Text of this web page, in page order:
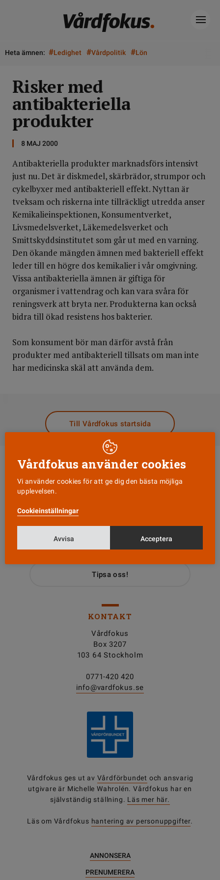
Heta ämnen: #Ledighet #Vårdpolitik #Lön
Risker med
antibakteriella
produkter
8 MAJ 2000
Antibakteriella produkter marknadsförs intensivt
just nu. Det är diskmedel, skärbrädor, strumpor och
cykelbyxer med antibakteriell effekt. Nyttan är
tveksam och riskerna inte tillräckligt utredda anser
Kemikalieinspektionen, Konsumentverket,
Livsmedelsverket, Läkemedelsverket och
Smittskyddsinstitutet som går ut med en varning.
Den ökande mängden ämnen med bakteriell effekt
leder till en högre dos kemikalier i vår omgivning.
Vissa antibakteriella ämnen är giftiga för
organismer i vattendrag och kan vara svåra för
reningsverk att bryta ner. Produkterna kan också
bidra till ökad resistens hos bakterier.
Som konsument bör man därför avstå från
produkter med antibakteriell tillsats om man inte
har medicinska skäl att använda dem.
Till Vårdfokus startsida
Läs senaste numret
Tipsa oss!
KONTAKT
Vårdfokus
Box 3207
103 64 Stockholm
0771-420 420
info@vardfokus.se
Vårdfokus ges ut av Vårdförbundet och ansvarig
utgivare är Michelle Wahrolén. Vårdfokus har en
självständig ställning. Läs mer här.
Läs om Vårdfokus hantering av personuppgifter.
ANNONSERA
PRENUMERERA
Vårdfokus använder cookies
Vi använder cookies för att ge dig den bästa möjliga
upplevelsen.
Cookieinställningar
Avvisa Acceptera